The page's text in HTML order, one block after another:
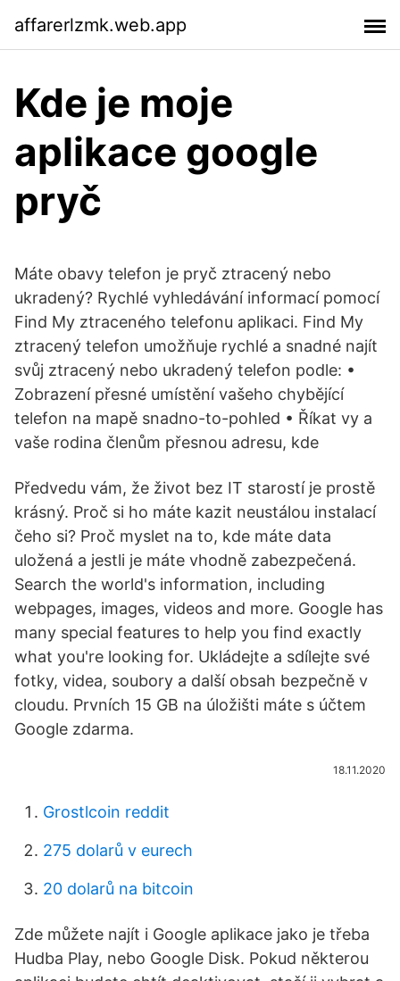
affarerlzmk.web.app
Kde je moje
aplikace google
pryč
Máte obavy telefon je pryč ztracený nebo
ukradený? Rychlé vyhledávání informací pomocí
Find My ztraceného telefonu aplikaci. Find My
ztracený telefon umožňuje rychlé a snadné najít
svůj ztracený nebo ukradený telefon podle: •
Zobrazení přesné umístění vašeho chybějící
telefon na mapě snadno-to-pohled • Říkat vy a
vaše rodina členům přesnou adresu, kde
Předvedu vám, že život bez IT starostí je prostě
krásný. Proč si ho máte kazit neustálou instalací
čeho si? Proč myslet na to, kde máte data
uložená a jestli je máte vhodně zabezpečená.
Search the world's information, including
webpages, images, videos and more. Google has
many special features to help you find exactly
what you're looking for. Ukládejte a sdílejte své
fotky, videa, soubory a další obsah bezpečně v
cloudu. Prvních 15 GB na úložišti máte s účtem
Google zdarma.
18.11.2020
Grostlcoin reddit
275 dolarů v eurech
20 dolarů na bitcoin
Zde můžete najít i Google aplikace jako je třeba
Hudba Play, nebo Google Disk. Pokud některou